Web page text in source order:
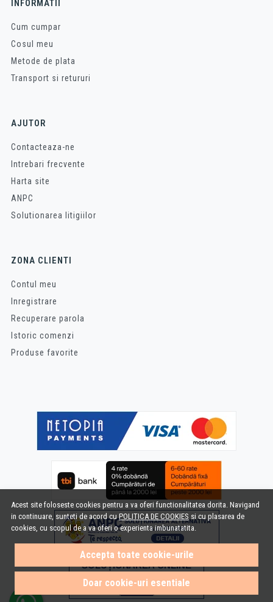
Acest site foloseste cookies pentru a va oferi functionalitatea dorita. Navigand
in continuare, sunteti de acord cuPOLITICA DE COOKIES si cu plasarea de
cookies, cu scopul de a va oferi o experienta imbunatatita.
Accepta toate cookie-urile
Doar cookie-uri esentiale
INFORMATII
Cum cumpar
Cosul meu
Metode de plata
Transport si retururi
AJUTOR
Contacteaza-ne
Intrebari frecvente
Harta site
ANPC
Solutionarea litigiilor
ZONA CLIENTI
Contul meu
Inregistrare
Recuperare parola
Istoric comenzi
Produse favorite